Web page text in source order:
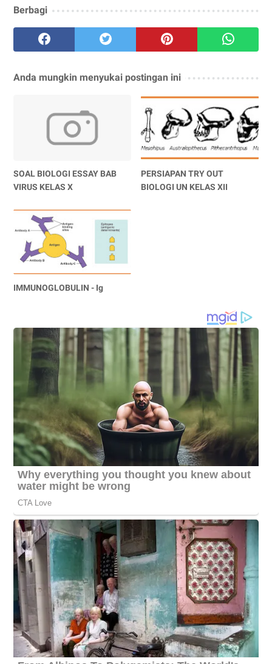
Berbagi
Anda mungkin menyukai postingan ini
SOAL BIOLOGI ESSAY BAB
VIRUS KELAS X
PERSIAPAN TRY OUT
BIOLOGI UN KELAS XII
IMMUNOGLOBULIN - Ig